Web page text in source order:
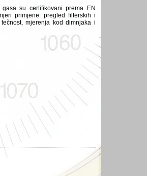
su certifikovani prema EN
primjene: pregled filterskih i
mjerenja kod dimnjaka i